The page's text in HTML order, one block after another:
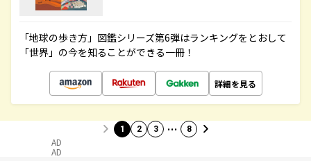
「地球の歩き方」図鑑シリーズ第6弾はランキングをとおして
「世界」の今を知ることができる一冊！
詳細を見る
1 2 3 … 8
AD
AD